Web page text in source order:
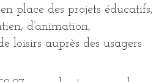
place des projets éducatifs,
d’animation,
loisirs auprès des usagers